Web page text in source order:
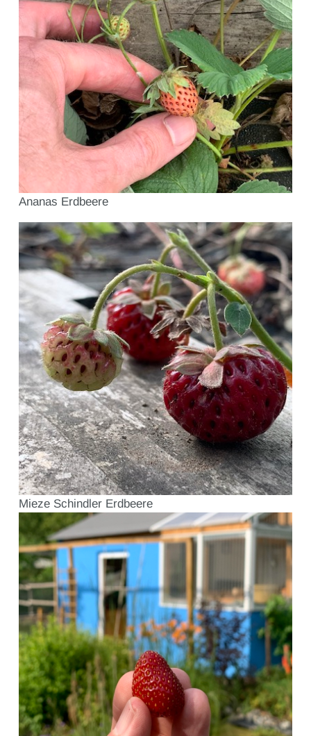
Ananas Erdbeere
Mieze Schindler Erdbeere